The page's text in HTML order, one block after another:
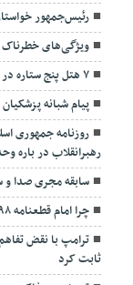
رئیس‌جمهور
ویژگی‌های
۷ هتل پنج ستاره در گیلان ساخته می‌شود
پیام شبانه
روزنامه جمهوری
رهبرانقلاب در باره
سابقه مجری صدا و
چرا امام قطعنامه ۵۹۸ را پذیرفت؟/ ۲+۴ دلیل
ترامپ با نقض
ثابت کرد